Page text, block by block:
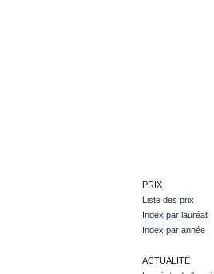
PRIX
Liste des prix
Index par lauréat
Index par année
ACTUALITÉ